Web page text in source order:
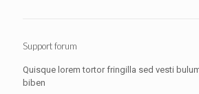
Support forum
Quisque lorem tortor fringilla sed vesti
biben